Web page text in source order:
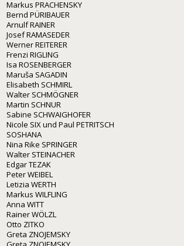
Markus PRACHENSKY
Bernd PÜRIBAUER
Arnulf RAINER
Josef RAMASEDER
Werner REITERER
Frenzi RIGLING
Isa ROSENBERGER
Maruša SAGADIN
Elisabeth SCHMIRL
Walter SCHMÖGNER
Martin SCHNUR
Sabine SCHWAIGHOFER
Nicole SIX und Paul PETRITSCH
SOSHANA
Nina Rike SPRINGER
Walter STEINACHER
Edgar TEZAK
Peter WEIBEL
Letizia WERTH
Markus WILFLING
Anna WITT
Rainer WÖLZL
Otto ZITKO
Greta ZNOJEMSKY